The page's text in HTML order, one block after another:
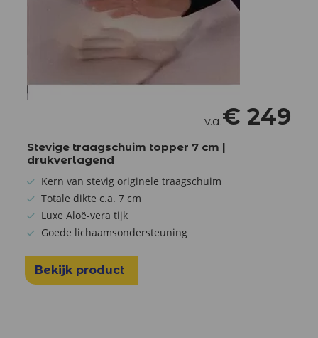
v.a.€ 249
Stevige traagschuim topper 7 cm |
drukverlagend
Kern van stevig originele traagschuim
Totale dikte c.a. 7 cm
Luxe Aloë-vera tijk
Goede lichaamsondersteuning
Bekijk product